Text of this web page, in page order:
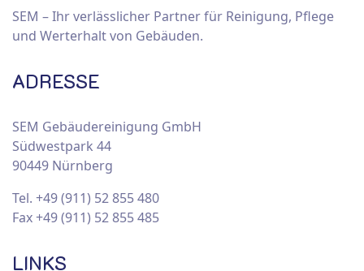
SEM – Ihr verlässlicher Partner für Reinigung, Pflege
und Werterhalt von Gebäuden.
ADRESSE
SEM Gebäudereinigung GmbH
Südwestpark 44
90449 Nürnberg
Tel. +49 (911) 52 855 480
Fax +49 (911) 52 855 485
LINKS